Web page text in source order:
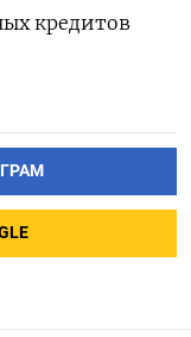
кредитов